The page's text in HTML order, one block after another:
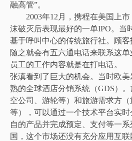
融高管”。
2003年12月，携程在美国上市
沫破灭后表现最好的一单IPO。当
基于呼叫中心的传统旅行社。顾客
随之就会有五六通电话来联系这
员工的工作内容就是在打电话。
张滇看到了巨大的机会。当时欧
熟的全球酒店分销系统（GDS）
空公司、游轮等）和旅游需求方
等），可以通过一个技术平台实
自的产品并完成预定、支付等一
国，这个市场还没有充分应用互